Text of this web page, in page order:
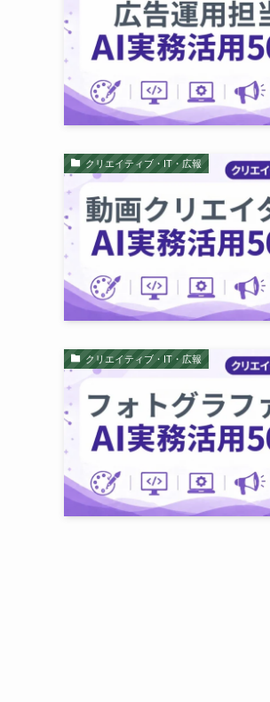
クリエイティブ・IT・広報
クリエイティブ・IT・広報